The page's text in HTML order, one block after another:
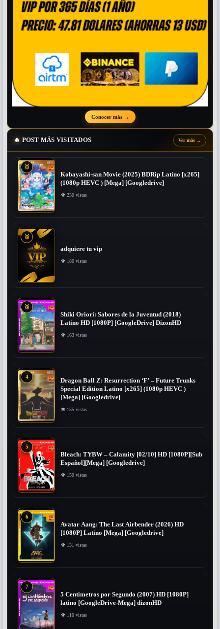
Conocer más →
🔥 POST MÁS VISITADOS Ver más →
🥇
Kobayashi-san Movie (2025) BDRip Latino [x265]
(1080p HEVC ) [Mega] [Googledrive]
👁 230 vistas
🥈
adquiere tu vip
👁 180 vistas
🥉
Shiki Oriori: Sabores de la Juventud (2018)
Latino HD [1080P] [GoogleDrive] DizonHD
👁 163 vistas
4
Dragon Ball Z: Resurrection ‘F’ – Future Trunks
Special Edition Latino [x265] (1080p HEVC )
[Mega] [Googledrive]
👁 155 vistas
5
Bleach: TYBW – Calamity [02/10] HD [1080P][Sub
Español][Mega] [Googledrive]
👁 150 vistas
6
Avatar Aang: The Last Airbender (2026) HD
[1080P] Latino [Mega] [Googledrive]
👁 131 vistas
7
5 Centimetros por Segundo (2007) ​HD [1080P]
latino [GoogleDrive-Mega] dizonHD
👁 110 vistas